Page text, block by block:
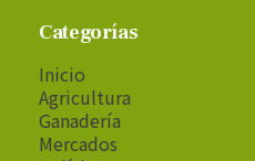
Categorías
Inicio
Agricultura
Ganadería
Mercados